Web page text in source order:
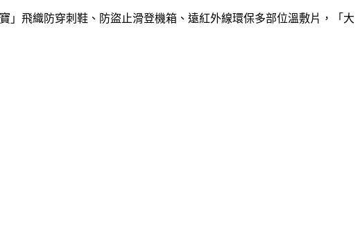
飛織防穿刺鞋、防盜止滑登機箱、遠紅外線環保多部位溫敷片，「大